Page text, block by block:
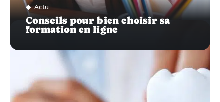
Actu
Conseils pour bien choisir sa
formation en ligne